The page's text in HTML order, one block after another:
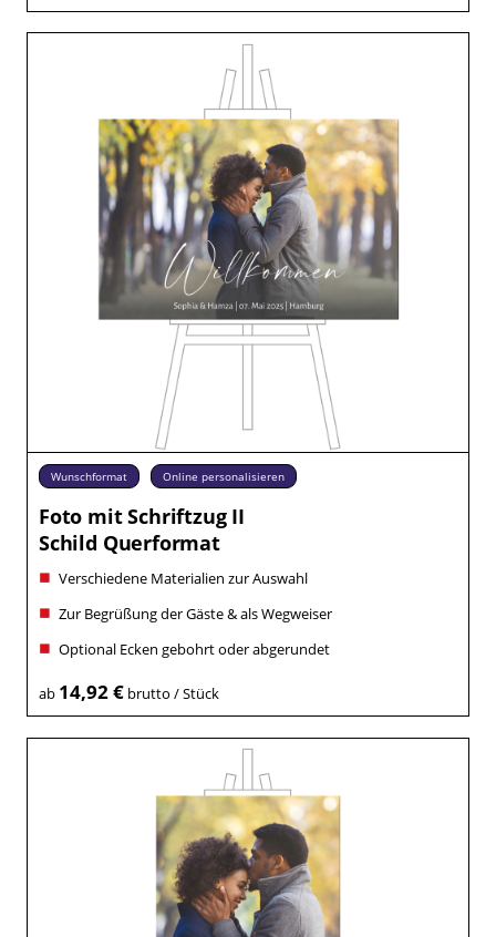
Wunschformat Online personalisieren
Foto mit Schriftzug II
Schild Querformat
Verschiedene Materialien zur Auswahl
Zur Begrüßung der Gäste & als Wegweiser
Optional Ecken gebohrt oder abgerundet
ab 14,92 €brutto / Stück